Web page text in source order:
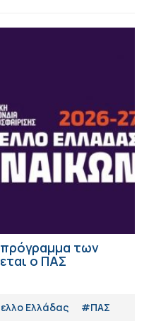
των
ο ΠΑΣ
Ελλάδας
#ΠΑΣ